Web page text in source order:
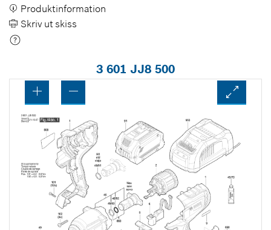
Produktinformation
Skriv ut skiss
3 601 JJ8 500